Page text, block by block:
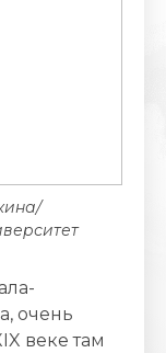
очень
веке там